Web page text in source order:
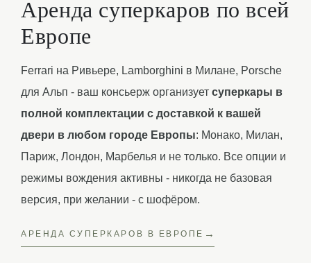
Аренда суперкаров по всей
Европе
Ferrari на Ривьере, Lamborghini в Милане, Porsche
для Альп - ваш консьерж организует суперкары в
полной комплектации с доставкой к вашей
двери в любом городе Европы: Монако, Милан,
Париж, Лондон, Марбелья и не только. Все опции и
режимы вождения активны - никогда не базовая
версия, при желании - с шофёром.
АРЕНДА СУПЕРКАРОВ В ЕВРОПЕ